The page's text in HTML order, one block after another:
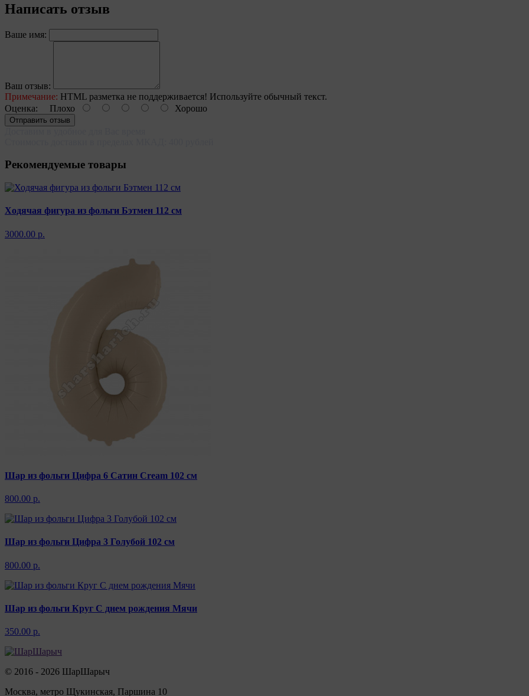
Написать отзыв
Ваше имя:
Ваш отзыв:
Примечание: HTML разметка не поддерживается! Используйте обычный текст.
Оценка: Плохо Хорошо
Отправить отзыв
Рекомендуемые товары
Ходячая фигура из фольги Бэтмен 112 см
3000.00 р.
Шар из фольги Цифра 6 Сатин Cream 102 см
800.00 р.
Шар из фольги Цифра 3 Голубой 102 см
800.00 р.
Шар из фольги Круг С днем рождения Мячи
350.00 р.
© 2016 - 2026 ШарШарыч
Москва, метро Щукинская, Паршина 10